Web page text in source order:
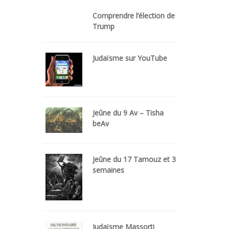
Comprendre l’élection de
Trump
Judaïsme sur YouTube
Jeûne du 9 Av – Tisha
beAv
Jeûne du 17 Tamouz et 3
semaines
Judaïsme Massorti